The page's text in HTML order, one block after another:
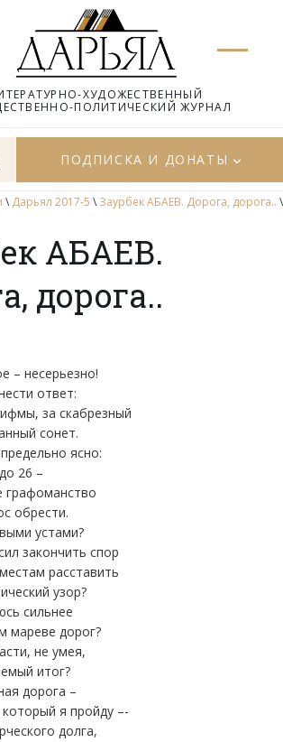
ХУДОЖЕСТВЕННЫЙ
ПОЛИТИЧЕСКИЙ ЖУРНАЛ
ПОДПИСКА И ДОНАТЫ
\ Дарьял 2017-5 \ Заурбек АБАЕВ. Дорога, дорога.. \
АБАЕВ.
дорога..
– несерьезно!
ответ:
за скабрезный
сонет.
ясно:
26 –
графоманство
обрести.
устами?
закончить спор
расставить
узор?
сильнее
мареве дорог?
не умея,
итог?
дорога –
я пройду –-
долга,